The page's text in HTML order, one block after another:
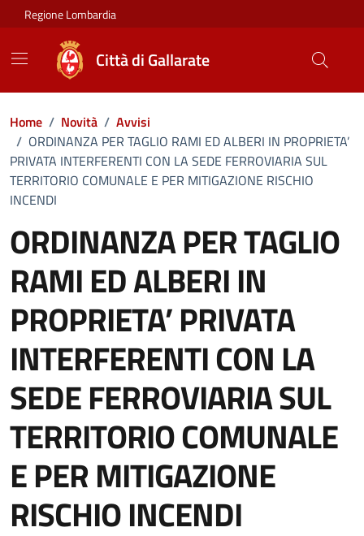
Vai ai contenuti
Vai al footer
Regione Lombardia
Città di Gallarate
Home / Novità / Avvisi
/ ORDINANZA PER TAGLIO RAMI ED ALBERI IN PROPRIETA’
PRIVATA INTERFERENTI CON LA SEDE FERROVIARIA SUL
TERRITORIO COMUNALE E PER MITIGAZIONE RISCHIO
INCENDI
ORDINANZA PER TAGLIO
RAMI ED ALBERI IN
PROPRIETA’ PRIVATA
INTERFERENTI CON LA
SEDE FERROVIARIA SUL
TERRITORIO COMUNALE
E PER MITIGAZIONE
RISCHIO INCENDI